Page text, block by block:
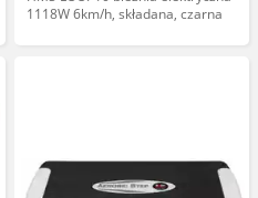
1118W 6km/h, składana, czarna